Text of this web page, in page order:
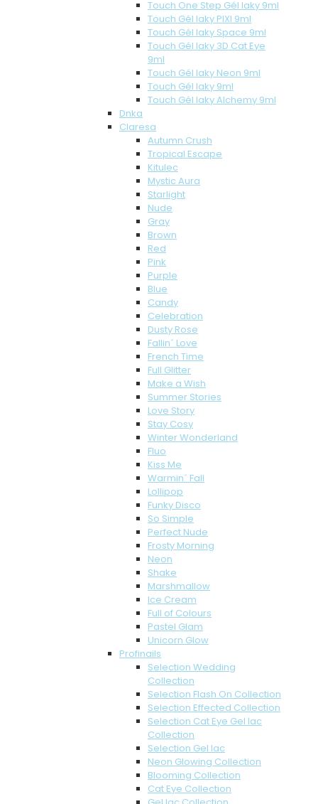
Touch One Step Gél laky 9ml
Touch Gél laky PIXI 9ml
Touch Gél laky Space 9ml
Touch Gél laky 3D Cat Eye
9ml
Touch Gél laky Neon 9ml
Touch Gél laky 9ml
Touch Gél laky Alchemy 9ml
Dnka
Claresa
Autumn Crush
Tropical Escape
Kitulec
Mystic Aura
Starlight
Nude
Gray
Brown
Red
Pink
Purple
Blue
Candy
Celebration
Dusty Rose
Fallin´ Love
French Time
Full Glitter
Make a Wish
Summer Stories
Love Story
Stay Cosy
Winter Wonderland
Fluo
Kiss Me
Warmin´ Fall
Lollipop
Funky Disco
So Simple
Perfect Nude
Frosty Morning
Neon
Shake
Marshmallow
Ice Cream
Full of Colours
Pastel Glam
Unicorn Glow
Profinails
Selection Wedding
Collection
Selection Flash On Collection
Selection Effected Collection
Selection Cat Eye Gel lac
Collection
Selection Gel lac
Neon Glowing Collection
Blooming Collection
Cat Eye Collection